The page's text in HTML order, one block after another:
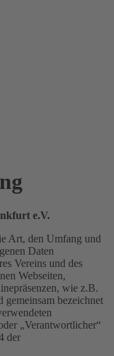
e.V.
Art, den Umfang und
Daten
Vereins und des
Webseiten,
wie z.B.
bezeichnet
„Verantwortlicher“
der